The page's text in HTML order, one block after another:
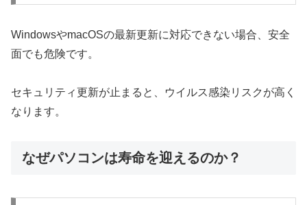
WindowsやmacOSの最新更新に対応できない場合、安全
面でも危険です。
セキュリティ更新が止まると、ウイルス感染リスクが高く
なります。
なぜパソコンは寿命を迎えるのか？